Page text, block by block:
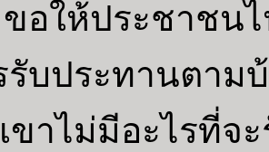
อให้ประชาชนไ
รับประทานตาม
ขาไม่มีอะไรที่จ